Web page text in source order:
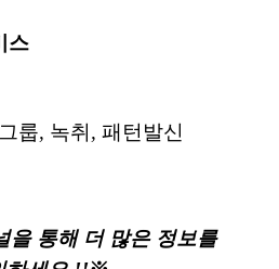
스
룹, 녹취, 패턴발신
을 통해 더 많은 정보를